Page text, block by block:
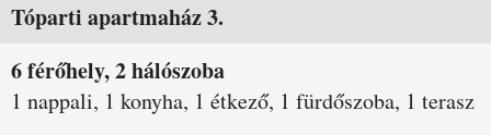
Tóparti apartmaház 3.
6 férőhely, 2 hálószoba
1 nappali, 1 konyha, 1 étkező, 1 fürdőszoba, 1 terasz